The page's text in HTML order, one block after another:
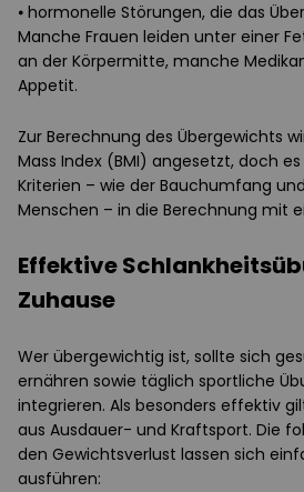
⦁ hormonelle Störungen, die das
Manche Frauen leiden unter einer
an der Körpermitte, manche
Appetit.
Zur Berechnung des Übergewichts
Mass Index (BMI) angesetzt, doch
Kriterien – wie der Bauchumfang
Menschen – in die Berechnung mit
Effektive
Zuhause
Wer übergewichtig ist, sollte sich
ernähren sowie täglich sportliche
integrieren. Als besonders effektiv
aus Ausdauer- und Kraftsport. Die
den Gewichtsverlust lassen sich
ausführen: